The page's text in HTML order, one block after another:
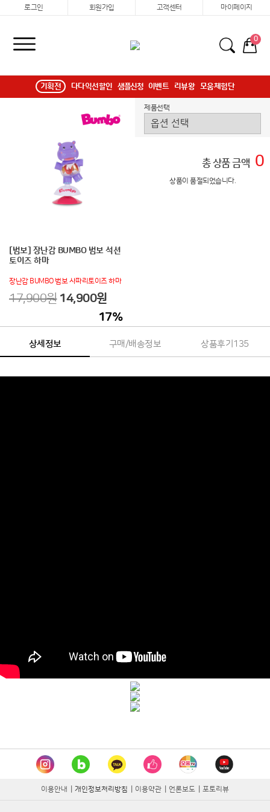
로그인 회원가입 고객센터 마이페이지
0
기획전 다다익선할인 샘플신청 이벤트 리뷰왕 모움체험단
[범보] 장난감 BUMBO 범보 석션
토이즈 하마
장난감 BUMBO 범보 사파리토이즈 하마
17,900원 14,900원
17%
제품선택
총 상품 금액 0
상품이 품절되었습니다.
상세정보 구매/배송정보 상품후기 135
이용안내 개인정보처리방침 이용약관 언론보도 포토리뷰